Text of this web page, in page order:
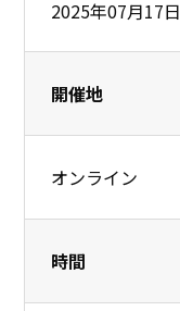
2025年07月17日
開催地
オンライン
時間